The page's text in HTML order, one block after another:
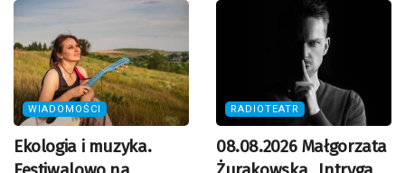
WIADOMOŚCI
Ekologia i muzyka.
RADIOTEATR
08.08.2026 Małgorzata